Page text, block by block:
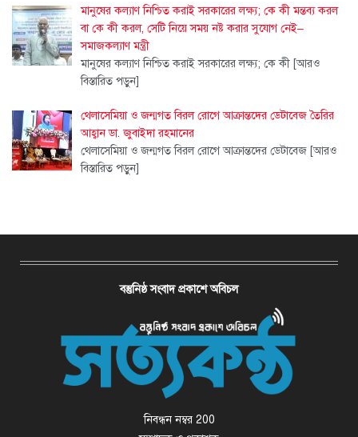
মানুষের কল্যাণ নিশ্চিত করাই সরকারের লক্ষ্য; কে কী মন্তব্য করল
বা কে কী করল, সেটি নিয়ে সময় নষ্ট করার সুযোগ নেই–
সমাজকল্যাণ মন্ত্রী
মানুষের কল্যাণ নিশ্চিত করাই সরকারের লক্ষ্য; কে কী [আরও
বিস্তারিত পড়ুন]
থেলাসেমিয়া ও জন্মগত বিরল রোগে আক্রান্তদের ডেটাবেজ তৈরির
আহ্বান ডা. জুবাইদা রহমানের
থেলাসেমিয়া ও জন্মগত বিরল রোগে আক্রান্তদের ডেটাবেজ [আরও
বিস্তারিত পড়ুন]
বস্তুনিষ্ঠ সংবাদ প্রকাশে অবিচল
নিবন্ধন নম্বর 200